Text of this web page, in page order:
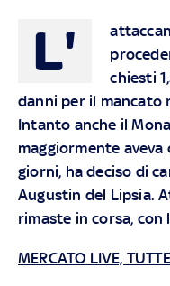
L'
chiesti
danni per il mancato
Intanto anche il
maggiormente
giorni, ha deciso di
Augustin del Lipsia.
rimaste in corsa, con
MERCATO LIVE,